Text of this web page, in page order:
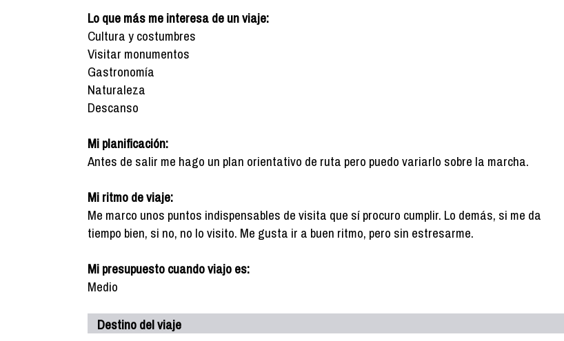
Lo que más me interesa de un viaje:
Cultura y costumbres
Visitar monumentos
Gastronomía
Naturaleza
Descanso
Mi planificación:
Antes de salir me hago un plan orientativo de ruta pero puedo variarlo sobre la marcha.
Mi ritmo de viaje:
Me marco unos puntos indispensables de visita que sí procuro cumplir. Lo demás, si me da
tiempo bien, si no, no lo visito. Me gusta ir a buen ritmo, pero sin estresarme.
Mi presupuesto cuando viajo es:
Medio
Destino del viaje